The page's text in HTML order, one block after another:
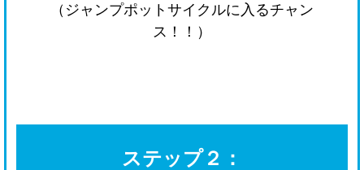
（ジャンプポットサイクルに入るチャン
ス！！）
ステップ２：